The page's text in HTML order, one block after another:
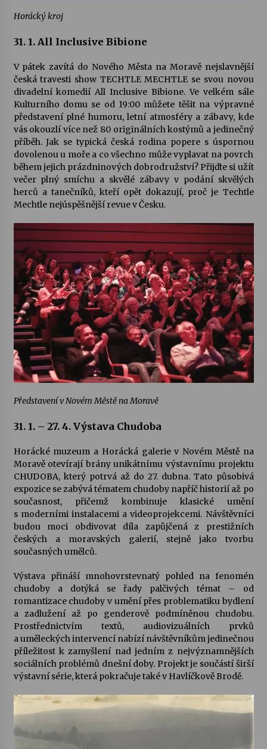
Horácký kroj
31. 1. All Inclusive Bibione
V pátek zavítá do Nového Města na Moravě nejslavnější
česká travesti show TECHTLE MECHTLE se svou novou
divadelní komedií All Inclusive Bibione. Ve velkém sále
Kulturního domu se od 19:00 můžete těšit na výpravné
představení plné humoru, letní atmosféry a zábavy, kde
vás okouzlí více než 80 originálních kostýmů a jedinečný
příběh. Jak se typická česká rodina popere s úspornou
dovolenou u moře a co všechno může vyplavat na povrch
během jejich prázdninových dobrodružství? Přijďte si užít
večer plný smíchu a skvělé zábavy v podání skvělých
herců a tanečníků, kteří opět dokazují, proč je Techtle
Mechtle nejúspěšnější revue v Česku.
Představení v Novém Městě na Moravě
31. 1. – 27. 4. Výstava Chudoba
Horácké muzeum a Horácká galerie v Novém Městě na
Moravě otevírají brány unikátnímu výstavnímu projektu
CHUDOBA, který potrvá až do 27. dubna. Tato působivá
expozice se zabývá tématem chudoby napříč historií až po
současnost, přičemž kombinuje klasické umění
s moderními instalacemi a videoprojekcemi. Návštěvníci
budou moci obdivovat díla zapůjčená z prestižních
českých a moravských galerií, stejně jako tvorbu
současných umělců.
Výstava přináší mnohovrstevnatý pohled na fenomén
chudoby a dotýká se řady palčivých témat – od
romantizace chudoby v umění přes problematiku bydlení
a zadlužení až po genderově podmíněnou chudobu.
Prostřednictvím textů, audiovizuálních prvků
a uměleckých intervencí nabízí návštěvníkům jedinečnou
příležitost k zamyšlení nad jedním z nejvýznamnějších
sociálních problémů dnešní doby. Projekt je součástí širší
výstavní série, která pokračuje také v Havlíčkově Brodě.